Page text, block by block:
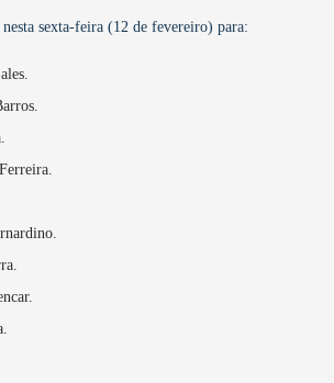
nesta sexta-feira (12 de fevereiro) para: